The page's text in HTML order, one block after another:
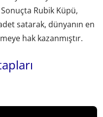
Rubik Küpü,
satarak, dünyanın en
hak kazanmıştır.